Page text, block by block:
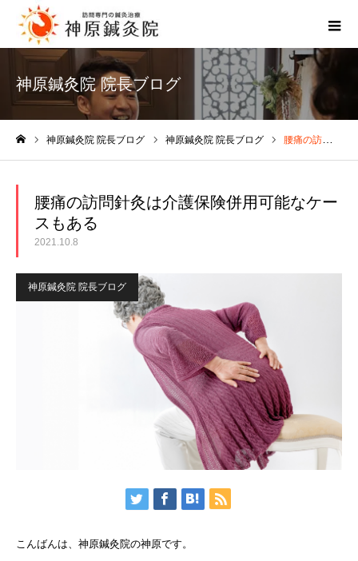
神原鍼灸院 院長ブログ
神原鍼灸院 院長ブログ 神原鍼灸院 院長ブログ 腰痛の訪問針灸は介護保険併用可能なケースもある
腰痛の訪問針灸は介護保険併用可能なケー
スもある
2021.10.8
神原鍼灸院 院長ブログ
こんばんは、神原鍼灸院の神原です。